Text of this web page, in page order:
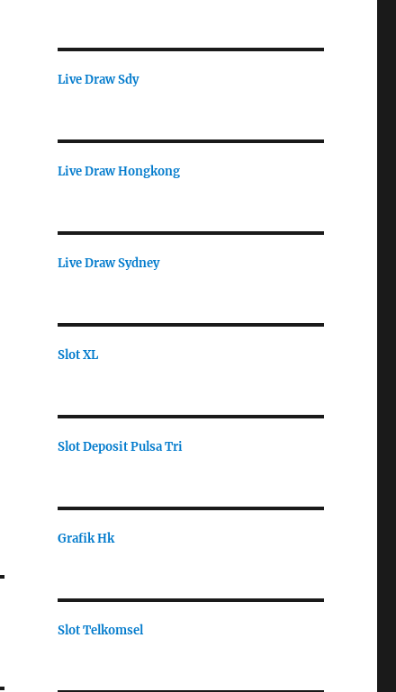
Live Draw Sdy
Live Draw Hongkong
Live Draw Sydney
Slot XL
Slot Deposit Pulsa Tri
Grafik Hk
Slot Telkomsel